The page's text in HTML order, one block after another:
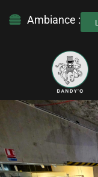
Ambiance :